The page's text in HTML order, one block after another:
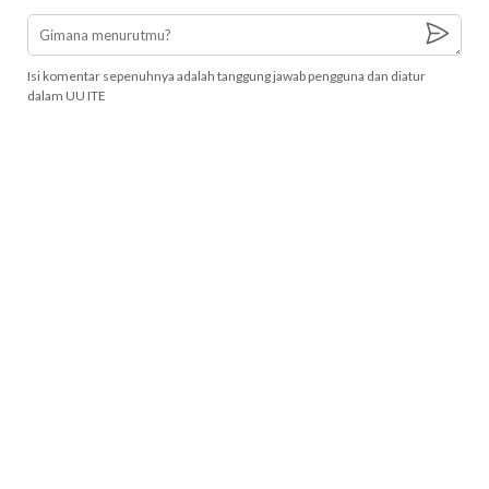
Isi komentar sepenuhnya adalah tanggung jawab pengguna dan diatur
dalam UU ITE